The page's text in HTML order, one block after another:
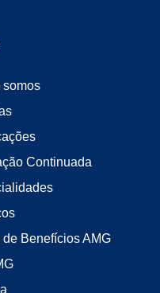
somos
Continuada
Benefícios AMG